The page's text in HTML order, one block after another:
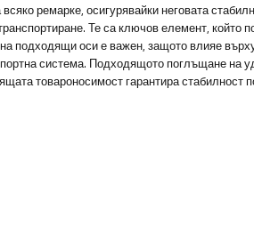
ремарке, осигурявайки неговата
Те са ключов елемент, който
подходящи оси е важен, защото влияе
система. Подходящото поглъщане на
товароносимост гарантира